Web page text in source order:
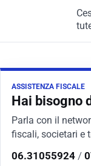
ASSISTENZA FISCALE
Hai bisogno
Parla con il
fiscali, societari e
06.31055924 /